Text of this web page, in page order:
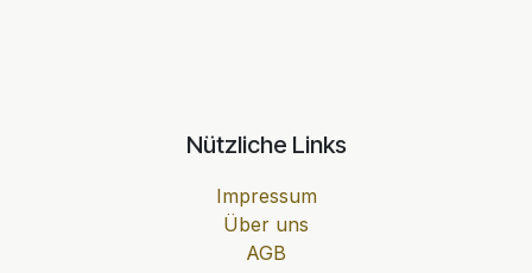
Nützliche Links
Impressum
Über uns
AGB